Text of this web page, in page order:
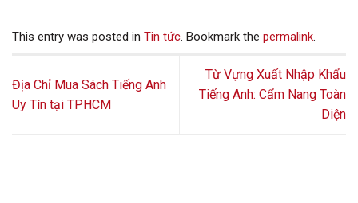
This entry was posted in Tin tức. Bookmark the permalink.
Địa Chỉ Mua Sách Tiếng Anh
Uy Tín tại TPHCM
Từ Vựng Xuất Nhập Khẩu
Tiếng Anh: Cẩm Nang Toàn
Diện